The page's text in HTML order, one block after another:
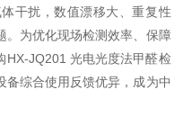
干扰，数值漂移大、重复性
。为优化现场检测效率、保障
HX-JQ201 光电光度法甲醛检
备综合使用反馈优异，成为中